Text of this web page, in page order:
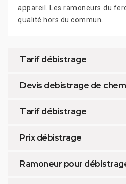
appareil. Les ramoneurs du
qualité hors du commun.
Tarif débistrage
Devis debistrage de
Tarif débistrage
Prix débistrage
Ramoneur pour